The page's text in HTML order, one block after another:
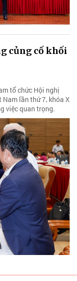
củng cố khối
tổ chức Hội nghị
Nam lần thứ 7, khóa X
việc quan trọng.